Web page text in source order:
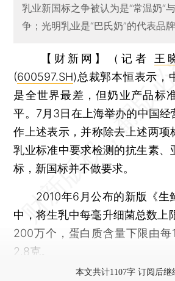
乳业新国标之争被认为是“常温奶“
争；光明乳业是“巴氏奶”的代表品
【财新网】（记者 王
(600597.SH)总裁郭本恒表示，
是全世界最差，但奶业产品标
平。7月3日在上海举办的中国经
作上述表示，并称除去上述两项
乳业标准中要求检测的抗生素、
标，新国标并不做要求。
2010年6月公布的新版《生
中，将生乳中每毫升细菌总数上
200万个，蛋白质含量下限由
2.8克。
本文共计1107字 订阅后继